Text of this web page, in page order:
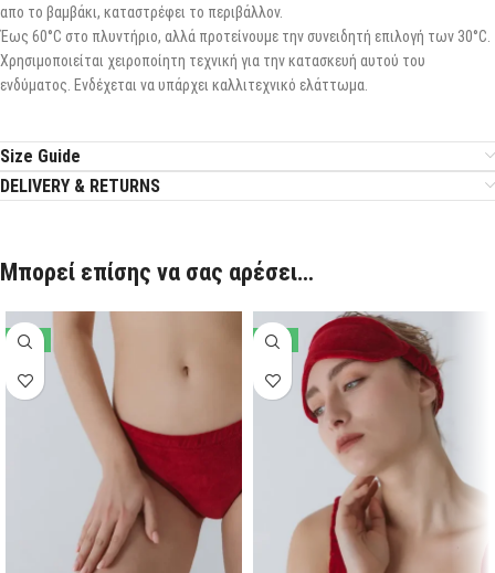
απο το βαμβάκι, καταστρέφει το περιβάλλον.
Έως 60°C στο πλυντήριο, αλλά προτείνουμε την συνειδητή επιλογή των 30°C.
Χρησιμοποιείται χειροποίητη τεχνική για την κατασκευή αυτού του
ενδύματος. Ενδέχεται να υπάρχει καλλιτεχνικό ελάττωμα.
Size Guide
DELIVERY & RETURNS
Μπορεί επίσης να σας αρέσει…
-64% -41%